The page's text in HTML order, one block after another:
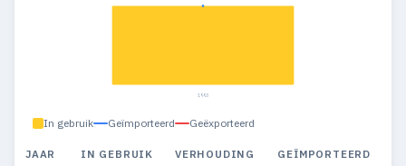
1993
In gebruik Geïmporteerd Geëxporteerd
JAAR IN GEBRUIK VERHOUDING GEÏMPORTEERD